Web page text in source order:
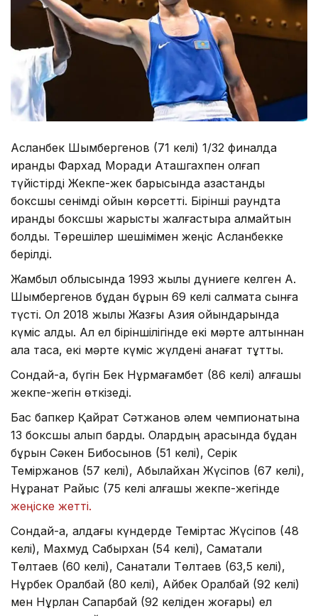
Асланбек Шымбергенов (71 келі) 1/32 финалда
ирандық Фархад Моради Аташгахпен қолғап
түйістірді Жекпе-жек барысында қазақстандық
боксшы сенімді ойын көрсетті. Бірінші раундта
ирандық боксшы жарысты жалғастыра алмайтын
болды. Төрешілер шешімімен жеңіс Асланбекке
берілді.
Жамбыл облысында 1993 жылы дүниеге келген А.
Шымбергенов бұдан бұрын 69 келі салмақта сынға
түсті. Ол 2018 жылы Жазғы Азия ойындарында
күміс алды. Ал ел біріншілігінде екі мәрте алтыннан
алқа тақса, екі мәрте күміс жүлдені қанағат тұтты.
Сондай-ақ, бүгін Бек Нұрмағамбет (86 келі) алғашқы
жекпе-жегін өткізеді.
Бас бапкер Қайрат Сәтжанов әлем чемпионатына
13 боксшы алып барды. Олардың арасында бұдан
бұрын Сәкен Бибосынов (51 келі), Серік
Теміржанов (57 келі), Абылайхан Жүсіпов (67 келі),
Нұрқанат Райыс (75 келі алғашқы жекпе-жегінде
жеңіске жетті.
Сондай-ақ, алдағы күндерде Теміртас Жүсіпов (48
келі), Махмуд Сабырхан (54 келі), Саматали
Төлтаев (60 келі), Санатали Төлтаев (63,5 келі),
Нұрбек Оралбай (80 келі), Айбек Оралбай (92 келі)
мен Нұрлан Сапарбай (92 келіден жоғары) ел